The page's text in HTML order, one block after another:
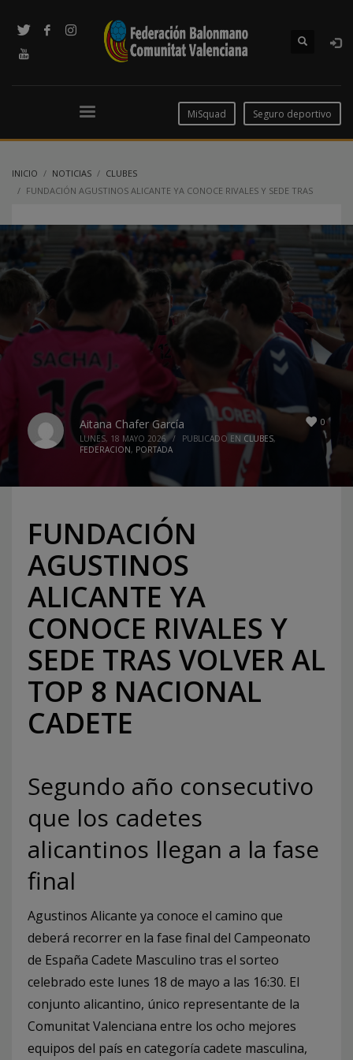
MiSquad Seguro deportivo
INICIO NOTICIAS
CLUBES
FUNDACIÓN AGUSTINOS ALICANTE YA CONOCE RIVALES Y SEDE TRAS
0
Aitana Chafer García
LUNES, 18 MAYO 2026 / PUBLICADO EN CLUBES,
FEDERACION, PORTADA
FUNDACIÓN
AGUSTINOS
ALICANTE YA
CONOCE RIVALES Y
SEDE TRAS VOLVER AL
TOP 8 NACIONAL
CADETE
Segundo año consecutivo
que los cadetes
alicantinos llegan a la fase
final
Agustinos Alicante ya conoce el camino que
deberá recorrer en la fase final del Campeonato
de España Cadete Masculino tras el sorteo
celebrado este lunes 18 de mayo a las 16:30. El
conjunto alicantino, único representante de la
Comunitat Valenciana entre los ocho mejores
equipos del país en categoría cadete masculina,